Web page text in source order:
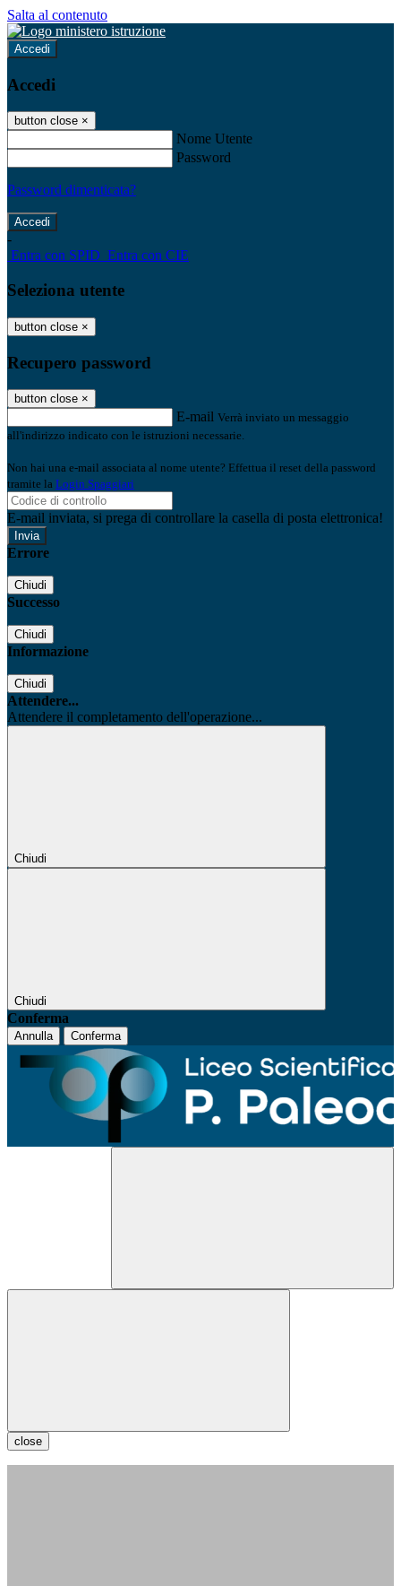
Salta al contenuto
Accedi
Accedi
button close ×
Nome Utente
Password
Password dimenticata?
-
Entra con SPID Entra con CIE
Seleziona utente
button close ×
Recupero password
button close ×
E-mail Verrà inviato un messaggio
all'indirizzo indicato con le istruzioni necessarie.
Non hai una e-mail associata al nome utente? Effettua il reset della password
tramite la Login Spaggiari
E-mail inviata, si prega di controllare la casella di posta elettronica!
Errore
Chiudi
Successo
Chiudi
Informazione
Chiudi
Attendere...
Attendere il completamento dell'operazione...
Chiudi
Chiudi
Conferma
Annulla Conferma
close